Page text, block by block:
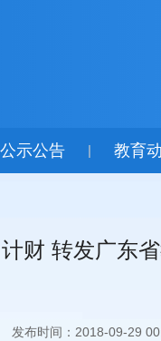
公示公告 | 教育
财 转发广东
发布时间：2018-09-29